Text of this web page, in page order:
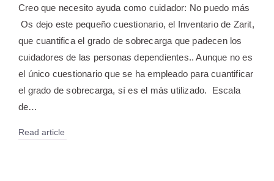
Creo que necesito ayuda como cuidador: No puedo más
Os dejo este pequeño cuestionario, el Inventario de Zarit,
que cuantifica el grado de sobrecarga que padecen los
cuidadores de las personas dependientes.. Aunque no es
el único cuestionario que se ha empleado para cuantificar
el grado de sobrecarga, sí es el más utilizado. Escala
de…
Read article